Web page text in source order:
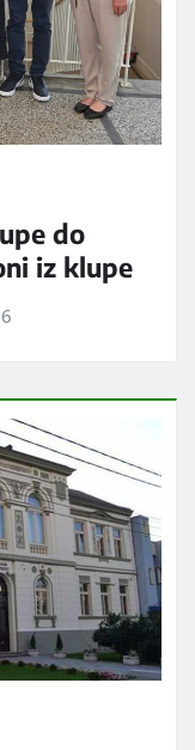
do
iz klupe